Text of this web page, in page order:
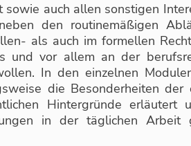
auch allen sonstigen
den routinemäßigen
als auch im formellen
und vor allem an der
In den einzelnen
die Besonderheiten der
Hintergründe erläutert
in der täglichen Arbeit